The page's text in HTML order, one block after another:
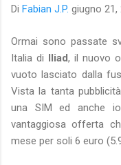
Di Fabian J.P. giugno 21,
Ormai sono passate
Italia di Iliad, il nuovo
vuoto lasciato dalla
Vista la tanta
una SIM ed anche
vantaggiosa offerta
mese per soli 6 euro